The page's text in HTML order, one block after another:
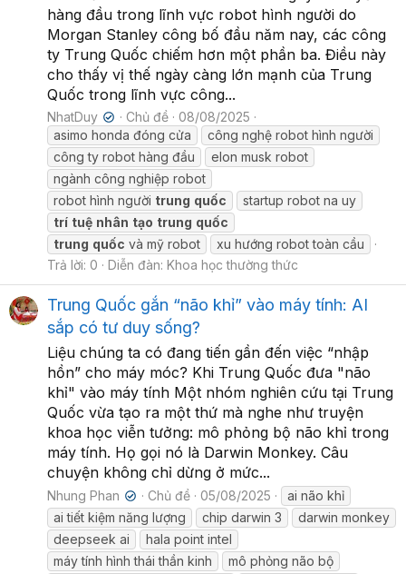
hàng đầu trong lĩnh vực robot hình người do
Morgan Stanley công bố đầu năm nay, các công
ty Trung Quốc chiếm hơn một phần ba. Điều này
cho thấy vị thế ngày càng lớn mạnh của Trung
Quốc trong lĩnh vực công...
NhatDuy ✔ Chủ đề
08/08/2025
asimo honda đóng cửa
công nghệ robot hình người
công ty robot hàng đầu
elon musk robot
ngành công nghiệp robot
robot hình người trung quốc
startup robot na uy
trí tuệ nhân tạo trung quốc
trung quốc và mỹ robot
xu hướng robot toàn cầu
Trả lời: 0
Diễn đàn: Khoa học thường thức
Trung Quốc gắn “não khỉ” vào máy tính: AI
sắp có tư duy sống?
Liệu chúng ta có đang tiến gần đến việc “nhập
hồn” cho máy móc? Khi Trung Quốc đưa "não
khỉ" vào máy tính Một nhóm nghiên cứu tại Trung
Quốc vừa tạo ra một thứ mà nghe như truyện
khoa học viễn tưởng: mô phỏng bộ não khỉ trong
máy tính. Họ gọi nó là Darwin Monkey. Câu
chuyện không chỉ dừng ở mức...
Nhung Phan ✔ Chủ đề 05/08/2025
ai não khỉ
ai tiết kiệm năng lượng
chip darwin 3
darwin monkey
deepseek ai
hala point intel
máy tính hình thái thần kinh
mô phỏng não bộ